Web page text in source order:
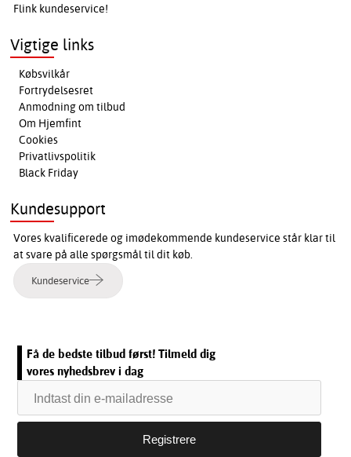
Flink kundeservice!
Vigtige links
Købsvilkår
Fortrydelsesret
Anmodning om tilbud
Om Hjemfint
Cookies
Privatlivspolitik
Black Friday
Kundesupport
Vores kvalificerede og imødekommende kundeservice står klar til
at svare på alle spørgsmål til dit køb.
Kundeservice
Få de bedste tilbud først! Tilmeld dig
vores nyhedsbrev i dag